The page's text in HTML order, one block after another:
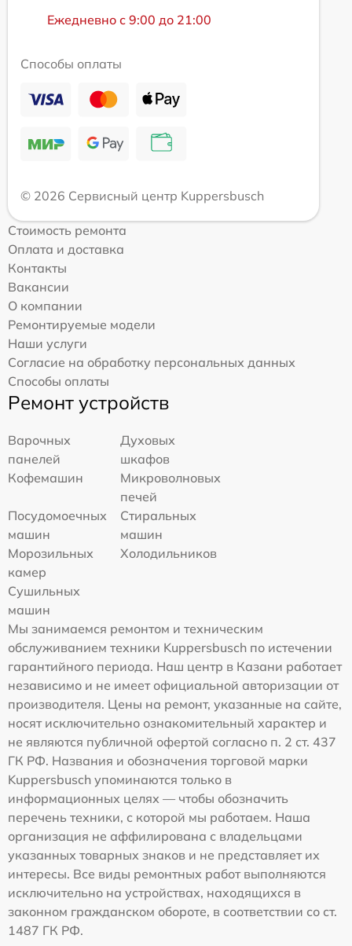
Ежедневно с 9:00 до 21:00
Способы оплаты
© 2026 Сервисный центр Kuppersbusch
Стоимость ремонта
Оплата и доставка
Контакты
Вакансии
О компании
Ремонтируемые модели
Наши услуги
Согласие на обработку персональных данных
Способы оплаты
Ремонт устройств
Варочных
панелей
Духовых
шкафов
Кофемашин
Микроволновых
печей
Посудомоечных
машин
Стиральных
машин
Морозильных
камер
Холодильников
Сушильных
машин
Мы занимаемся ремонтом и техническим
обслуживанием техники Kuppersbusch по истечении
гарантийного периода. Наш центр в Казани работает
независимо и не имеет официальной авторизации от
производителя. Цены на ремонт, указанные на сайте,
носят исключительно ознакомительный характер и
не являются публичной офертой согласно п. 2 ст. 437
ГК РФ. Названия и обозначения торговой марки
Kuppersbusch упоминаются только в
информационных целях — чтобы обозначить
перечень техники, с которой мы работаем. Наша
организация не аффилирована с владельцами
указанных товарных знаков и не представляет их
интересы. Все виды ремонтных работ выполняются
исключительно на устройствах, находящихся в
законном гражданском обороте, в соответствии со ст.
1487 ГК РФ.